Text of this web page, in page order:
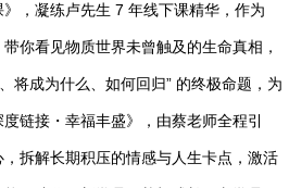
，凝练卢先生 7 年线下课精华，作为
你看见物质世界未曾触及的生命真相，
将成为什么、如何回归” 的终极命题，为
链接・幸福丰盛》，由蔡老师全程引
拆解长期积压的情感与人生卡点，激活